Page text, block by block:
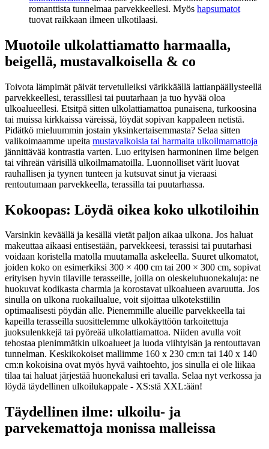
romanttista tunnelmaa parvekkeellesi. Myös hapsumatot
tuovat raikkaan ilmeen ulkotilaasi.
Muotoile ulkolattiamatto harmaalla,
beigellä, mustavalkoisella & co
Toivota lämpimät päivät tervetulleiksi värikkäällä lattianpäällysteellä
parvekkeellesi, terassillesi tai puutarhaan ja tuo hyvää oloa
ulkoalueellesi. Etsitpä sitten ulkolattiamattoa punaisena, turkoosina
tai muissa kirkkaissa väreissä, löydät sopivan kappaleen netistä.
Pidätkö mieluummin jostain yksinkertaisemmasta? Selaa sitten
valikoimaamme upeita mustavalkoisia tai harmaita ulkoilmamattoja
jännittävää kontrastia varten. Luo erityisen harmoninen ilme beigen
tai vihreän värisillä ulkoilmamatoilla. Luonnolliset värit luovat
rauhallisen ja tyynen tunteen ja kutsuvat sinut ja vieraasi
rentoutumaan parvekkeella, terassilla tai puutarhassa.
Kokoopas: Löydä oikea koko ulkotiloihin
Varsinkin keväällä ja kesällä vietät paljon aikaa ulkona. Jos haluat
makeuttaa aikaasi entisestään, parvekkeesi, terassisi tai puutarhasi
voidaan koristella matolla muutamalla askeleella. Suuret ulkomatot,
joiden koko on esimerkiksi 300 × 400 cm tai 200 × 300 cm, sopivat
erityisen hyvin tilaville terasseille, joilla on oleskeluhuonekaluja: ne
huokuvat kodikasta charmia ja korostavat ulkoalueen avaruutta. Jos
sinulla on ulkona ruokailualue, voit sijoittaa ulkotekstiilin
optimaalisesti pöydän alle. Pienemmille alueille parvekkeella tai
kapeilla terasseilla suosittelemme ulkokäyttöön tarkoitettuja
juoksulenkkejä tai pyöreää ulkolattiamattoa. Niiden avulla voit
tehostaa pienimmätkin ulkoalueet ja luoda viihtyisän ja rentouttavan
tunnelman. Keskikokoiset mallimme 160 x 230 cm:n tai 140 x 140
cm:n kokoisina ovat myös hyvä vaihtoehto, jos sinulla ei ole liikaa
tilaa tai haluat järjestää huonekalusi eri tavalla. Selaa nyt verkossa ja
löydä täydellinen ulkoilukappale - XS:stä XXL:ään!
Täydellinen ilme: ulkoilu- ja
parvekemattoja monissa malleissa